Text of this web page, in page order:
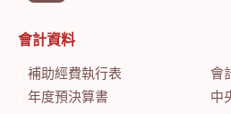
會計資料
補助經費執行表
會
年度預決算書
中央